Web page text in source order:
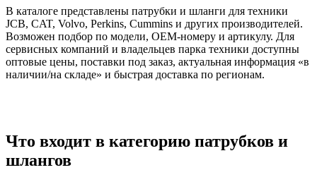
В каталоге представлены патрубки и шланги для техники
JCB, CAT, Volvo, Perkins, Cummins и других производителей.
Возможен подбор по модели, OEM-номеру и артикулу. Для
сервисных компаний и владельцев парка техники доступны
оптовые цены, поставки под заказ, актуальная информация «в
наличии/на складе» и быстрая доставка по регионам.
Что входит в категорию патрубков и
шлангов